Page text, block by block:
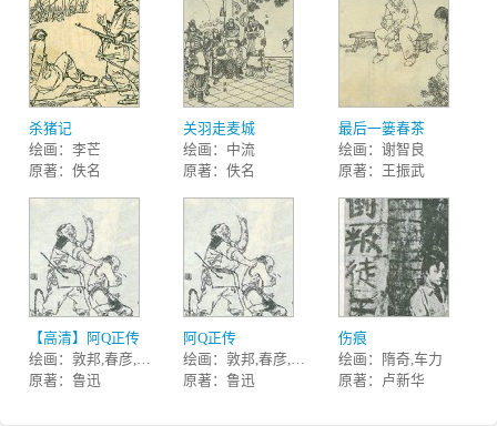
杀猪记
绘画：李芒
原著：佚名
关羽走麦城
绘画：中流
原著：佚名
最后一篓春茶
绘画：谢智良
原著：王振武
【高清】阿Q正传
绘画：敦邦,春彦,红倩
原著：鲁迅
阿Q正传
绘画：敦邦,春彦,红倩
原著：鲁迅
伤痕
绘画：隋奇,车力
原著：卢新华